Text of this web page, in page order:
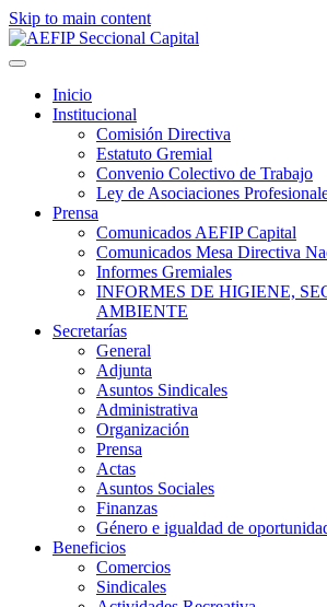
Skip to main content
Inicio
Institucional
Comisión Directiva
Estatuto Gremial
Convenio Colectivo de Trabajo
Ley de Asociaciones
Prensa
Comunicados AEFIP Capital
Comunicados Mesa Directiva
Informes Gremiales
INFORMES DE HIGIENE,
AMBIENTE
Secretarías
General
Adjunta
Asuntos Sindicales
Administrativa
Organización
Prensa
Actas
Asuntos Sociales
Finanzas
Género e igualdad de
Beneficios
Comercios
Sindicales